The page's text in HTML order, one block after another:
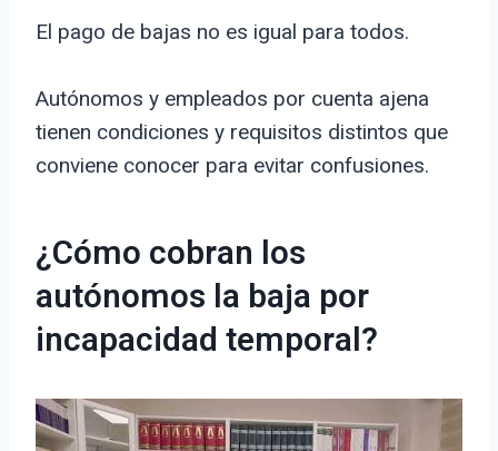
El pago de bajas no es igual para todos.
Autónomos y empleados por cuenta ajena
tienen condiciones y requisitos distintos que
conviene conocer para evitar confusiones.
¿Cómo cobran los
autónomos la baja por
incapacidad temporal?